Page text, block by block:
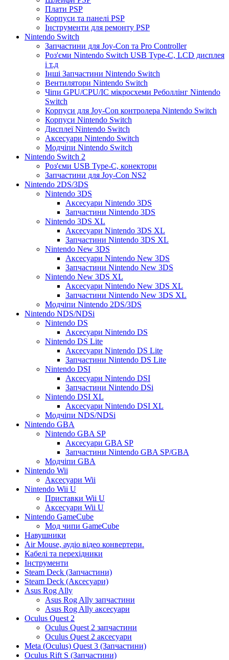
Плати PSP
Корпуси та панелі PSP
Інструменти для ремонту PSP
Nintendo Switch
Запчастини для Joy-Con та Pro Controller
Роз'єми Nintendo Switch USB Type-C, LCD дисплея
і т.д
Інші Запчастини Nintendo Switch
Вентилятори Nintendo Switch
Чіпи GPU/CPU/IC мікросхеми Реболлінг Nintendo
Switch
Корпуси для Joy-Con контролера Nintendo Switch
Корпуси Nintendo Switch
Дисплеї Nintendo Switch
Аксесуари Nintendo Switch
Модчіпи Nintendo Switch
Nintendo Switch 2
Роз'єми USB Type-C, конектори
Запчастини для Joy-Con NS2
Nintendo 2DS/3DS
Nintendo 3DS
Аксесуари Nintendo 3DS
Запчастини Nintendo 3DS
Nintendo 3DS XL
Аксесуари Nintendo 3DS XL
Запчастини Nintendo 3DS XL
Nintendo New 3DS
Аксесуари Nintendo New 3DS
Запчастини Nintendo New 3DS
Nintendo New 3DS XL
Аксесуари Nintendo New 3DS XL
Запчастини Nintendo New 3DS XL
Модчіпи Nintendo 2DS/3DS
Nintendo NDS/NDSi
Nintendo DS
Аксесуари Nintendo DS
Nintendo DS Lite
Аксесуари Nintendo DS Lite
Запчастини Nintendo DS Lite
Nintendo DSI
Аксесуари Nintendo DSI
Запчастини Nintendo DSi
Nintendo DSI XL
Аксесуари Nintendo DSI XL
Модчіпи NDS/NDSi
Nintendo GBA
Nintendo GBA SP
Аксесуари GBA SP
Запчастини Nintendo GBA SP/GBA
Модчіпи GBA
Nintendo Wii
Аксесуари Wii
Nintendo Wii U
Приставки Wii U
Аксесуари Wii U
Nintendo GameCube
Мод чипи GameCube
Навушники
Air Mouse, аудіо відео конвертери.
Кабелі та перехідники
Інструменти
Steam Deck (Запчастини)
Steam Deck (Аксесуари)
Asus Rog Ally
Asus Rog Ally запчастини
Asus Rog Ally аксесуари
Oculus Quest 2
Oculus Quest 2 запчастини
Oculus Quest 2 аксесуари
Meta (Oculus) Quest 3 (Запчастини)
Oculus Rift S (Запчастини)